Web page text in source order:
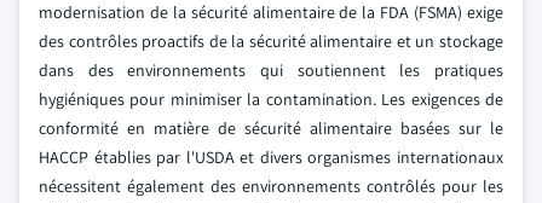
modernisation de la sécurité alimentaire de la FDA (FSMA) exige
des contrôles proactifs de la sécurité alimentaire et un stockage
dans des environnements qui soutiennent les pratiques
hygiéniques pour minimiser la contamination. Les exigences de
conformité en matière de sécurité alimentaire basées sur le
HACCP établies par l'USDA et divers organismes internationaux
nécessitent également des environnements contrôlés pour les